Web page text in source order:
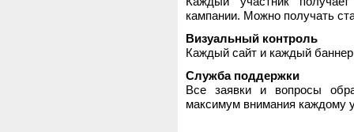
кампании. Можно получать
Визуальный контроль
Каждый сайт и каждый
Служба поддержки
Все заявки и вопросы
максимум внимания каждому